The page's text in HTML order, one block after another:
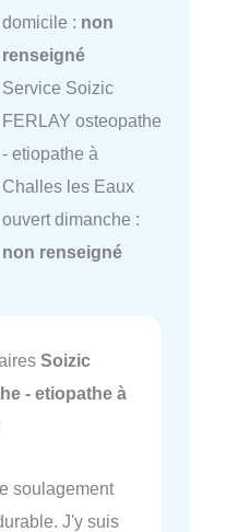
domicile : non
renseigné
Service Soizic
FERLAY osteopathe
- etiopathe à
Challes les Eaux
ouvert dimanche :
non renseigné
Soizic
- etiopathe à
soulagement
J'y suis